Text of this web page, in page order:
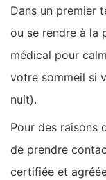
Dans un premier
ou se rendre à la
médical pour
votre sommeil si
nuit).
Pour des raisons
de prendre
certifiée et